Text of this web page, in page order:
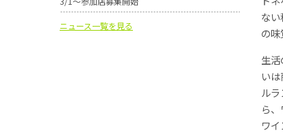
ニュース一覧を見る
な
の味
生
い
ル
ら
ワ